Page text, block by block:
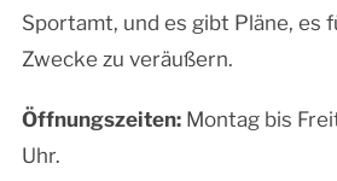
Sportamt, und es gibt Pläne, es
Zwecke zu veräußern.
Öffnungszeiten:Montag bis
Uhr.